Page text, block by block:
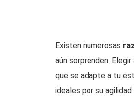
Existen numerosas
aún sorprenden.
que se adapte a tu
ideales por su